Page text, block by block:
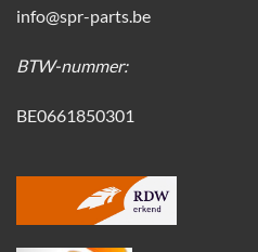
info@spr-parts.be
BTW-nummer:
BE0661850301